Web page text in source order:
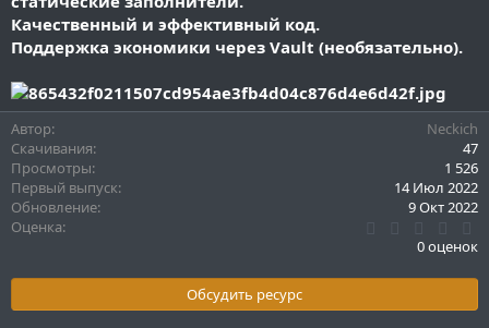
Качественный и эффективный код.
Поддержка экономики через Vault (необязательно).
Автор
Neckich
Скачивания
47
Просмотры
1 526
Первый выпуск
14 Июл 2022
Обновление
9 Окт 2022
Оценка
0
0
в
0 оценок
Обсудить ресурс